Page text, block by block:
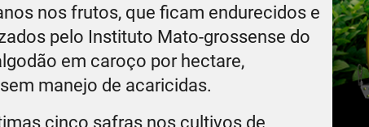
nos frutos, que ficam endurecidos e
pelo Instituto Mato-grossense do
em caroço por hectare,
manejo de acaricidas.
cinco safras nos cultivos de